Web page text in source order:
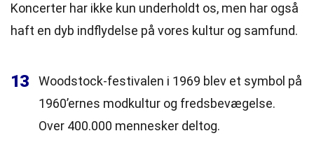
Koncerter har ikke kun underholdt os, men har også
haft en dyb indflydelse på vores kultur og samfund.
13
Woodstock-festivalen i 1969 blev et symbol på
1960’ernes modkultur og fredsbevægelse.
Over 400.000 mennesker deltog.